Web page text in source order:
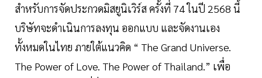
สำหรับการจัดประกวดมิสยูนิเวิร์ส ครั้งที่ 74 ในปี 2568 นี้
บริษัทจะดำเนินการลงทุน ออกแบบ และจัดงานเอง
ทั้งหมดในไทย ภายใต้แนวคิด “ The Grand Universe.
The Power of Love. The Power of Thailand.” เพื่อ